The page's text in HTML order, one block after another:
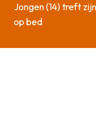
Jongen (14) treft
op bed